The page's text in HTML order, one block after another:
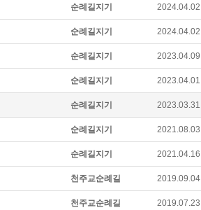
순례길지기 2024.04.02
순례길지기 2024.04.02
순례길지기 2023.04.09
순례길지기 2023.04.01
순례길지기 2023.03.31
순례길지기 2021.08.03
순례길지기 2021.04.16
천주교순례길 2019.09.04
천주교순례길 2019.07.23